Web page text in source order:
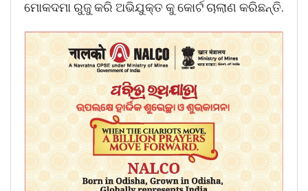
ମୋକଦମା ରୁଜୁ କରି ଅଭିଯୁକ୍ତ କୁ କୋର୍ଟ ଚାଲାଣ କରିଛନ୍ତି.